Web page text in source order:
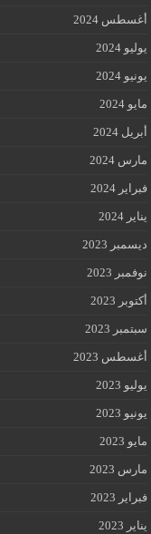
أغسطس 2024
يوليو 2024
يونيو 2024
مايو 2024
أبريل 2024
مارس 2024
فبراير 2024
يناير 2024
ديسمبر 2023
نوفمبر 2023
أكتوبر 2023
سبتمبر 2023
أغسطس 2023
يوليو 2023
يونيو 2023
مايو 2023
مارس 2023
فبراير 2023
يناير 2023